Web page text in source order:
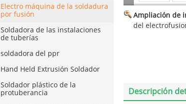
Electro máquina de la soldadura
por fusión
Soldadora de las instalaciones
de tuberías
soldadora del ppr
Hand Held Extrusión Soldador
Soldador plástico de la
protuberancia
Ampliación de
del
Descripción